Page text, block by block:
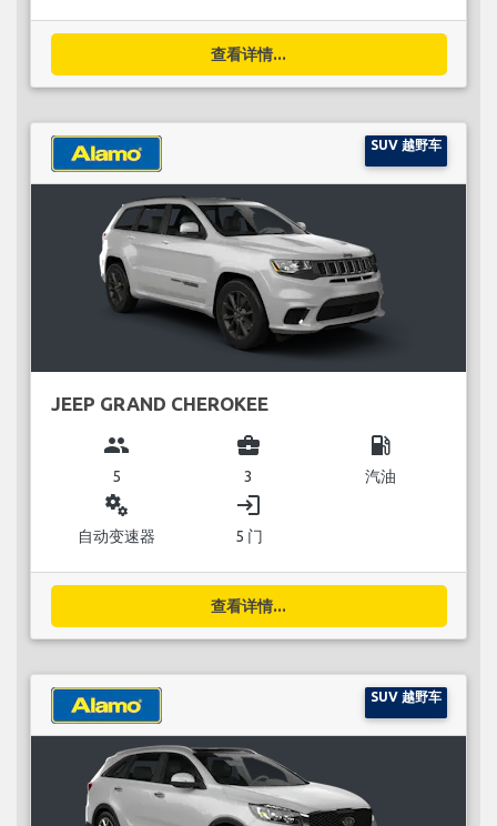
查看详情...
SUV 越野车
JEEP GRAND CHEROKEE
group
5
business_center
3
local_gas_station
汽油
miscellaneous_services
自动变速器
login
5 门
查看详情...
SUV 越野车